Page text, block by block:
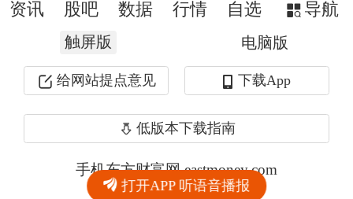
打开APP 听语音播报
资讯 股吧 数据 行情 自选 导航
触屏版 电脑版
给网站提点意见 下载App
低版本下载指南
手机东方财富网 eastmoney.com
网站备案号:沪ICP备05006054号-11